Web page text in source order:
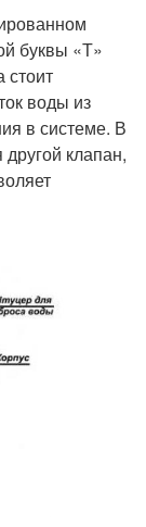
буквы «Т»
стоит
воды из
в системе. В
клапан,